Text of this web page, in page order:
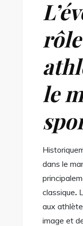
le
dans le
classique.
aux
image et